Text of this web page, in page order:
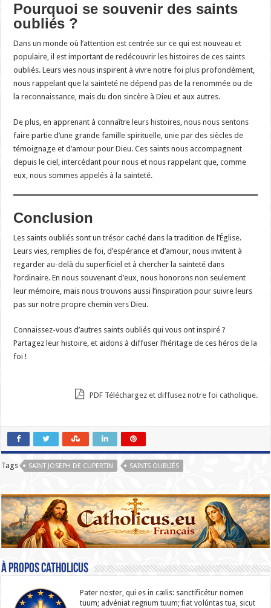
Pourquoi se souvenir des saints
oubliés ?
Dans un monde où l’attention est centrée sur ce qui est nouveau et
populaire, il est important de redécouvrir les histoires de ces saints
oubliés. Leurs vies nous inspirent à vivre notre foi plus profondément,
nous rappelant que la sainteté ne dépend pas de la renommée ou de
la reconnaissance, mais du don sincère à Dieu et aux autres.
De plus, en apprenant à connaître leurs histoires, nous nous sentons
faire partie d’une grande famille spirituelle, unie par des siècles de
témoignage et d’amour pour Dieu. Ces saints nous accompagnent
depuis le ciel, intercédant pour nous et nous rappelant que, comme
eux, nous sommes appelés à la sainteté.
Conclusion
Les saints oubliés sont un trésor caché dans la tradition de l’Église.
Leurs vies, remplies de foi, d’espérance et d’amour, nous invitent à
regarder au-delà du superficiel et à chercher la sainteté dans
l’ordinaire. En nous souvenant d’eux, nous honorons non seulement
leur mémoire, mais nous trouvons aussi l’inspiration pour suivre leurs
pas sur notre propre chemin vers Dieu.
Connaissez-vous d’autres saints oubliés qui vous ont inspiré ?
Partagez leur histoire, et aidons à diffuser l’héritage de ces héros de la
foi !
PDF Téléchargez et diffusez notre foi catholique.
Tags SAINT JOSEPH DE CUPERTIN SAINTS OUBLIÉS
À propos catholicus
Pater noster, qui es in cælis: sanc­ti­ficétur nomen
tuum; advéniat regnum tuum; fiat volúntas tua, sicut